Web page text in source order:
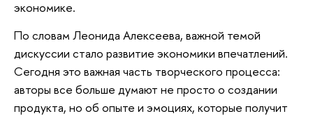
экономике.
По словам Леонида Алексеева, важной темой
дискуссии стало развитие экономики впечатлений.
Сегодня это важная часть творческого процесса:
авторы все больше думают не просто о создании
продукта, но об опыте и эмоциях, которые получит